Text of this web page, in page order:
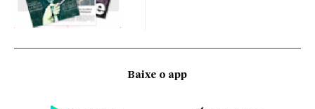
Baixe o app